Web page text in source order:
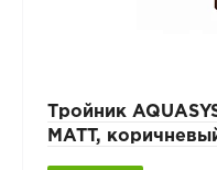
Тройник
MATT,